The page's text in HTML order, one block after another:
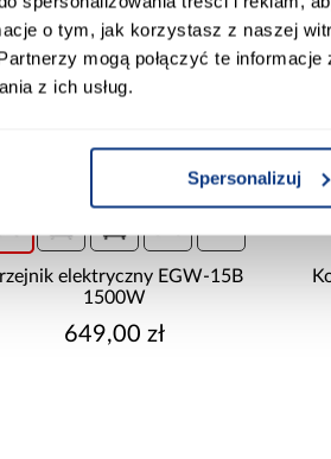
o tym, jak korzystasz z naszej
mogą połączyć te
z ich usług.
Spersonalizuj
elektryczny EGW-15B
1500W
649,00 zł